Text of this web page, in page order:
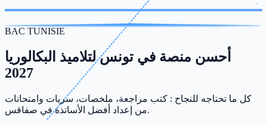
BAC TUNISIE
أحسن منصة في تونس لتلاميذ البكالوريا
2027
كل ما تحتاجه للنجاح : كتب مراجعة، ملخصات، سريات وامتحانات
من إعداد أفضل الأساتذة في صفاقس.